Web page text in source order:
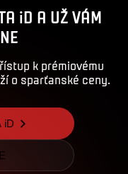
iD A UŽ VÁM
k prémiovému
o sparťanské ceny.
iD